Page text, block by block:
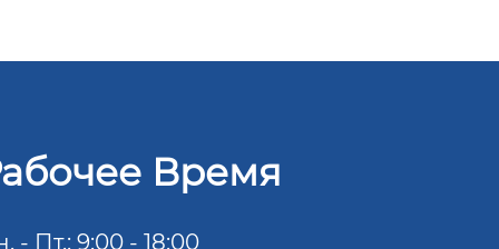
Время
- Пт.: 9:00 - 18:00